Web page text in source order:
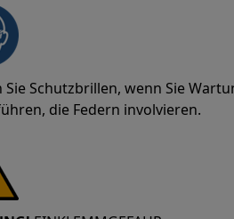
Sie Schutzbrillen, wenn Sie
die Federn involvieren.